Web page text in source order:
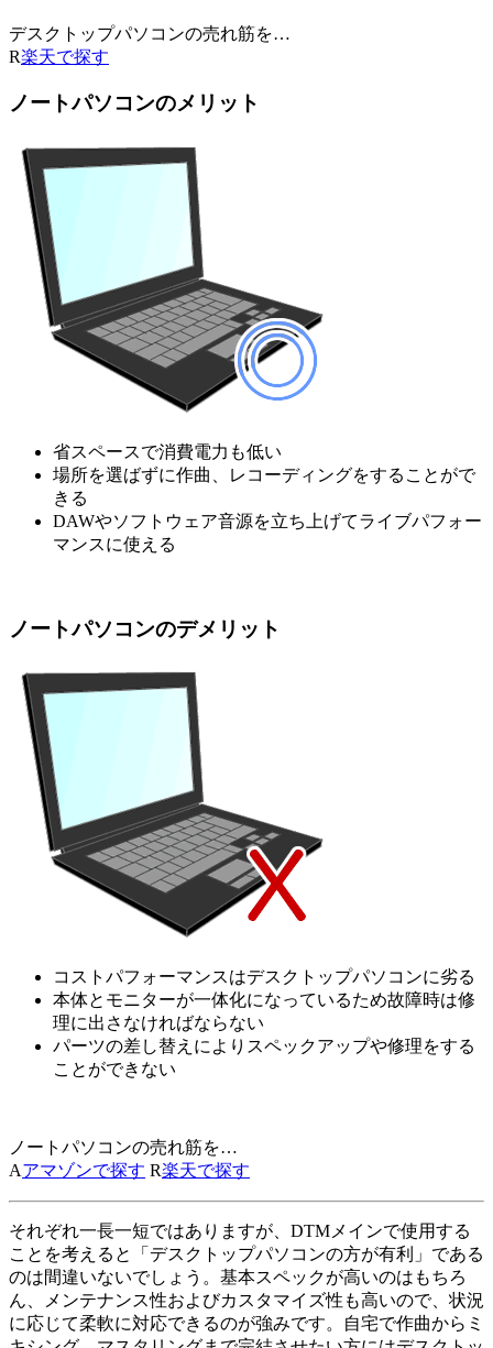
デスクトップパソコンの売れ筋を…
R楽天で探す
ノートパソコンのメリット
省スペースで消費電力も低い
場所を選ばずに作曲、レコーディングをすることがで
きる
DAWやソフトウェア音源を立ち上げてライブパフォー
マンスに使える
ノートパソコンのデメリット
コストパフォーマンスはデスクトップパソコンに劣る
本体とモニターが一体化になっているため故障時は修
理に出さなければならない
パーツの差し替えによりスペックアップや修理をする
ことができない
ノートパソコンの売れ筋を…
Aアマゾンで探す R楽天で探す
それぞれ一長一短ではありますが、DTMメインで使用する
ことを考えると「デスクトップパソコンの方が有利」である
のは間違いないでしょう。基本スペックが高いのはもちろ
ん、メンテナンス性およびカスタマイズ性も高いので、状況
に応じて柔軟に対応できるのが強みです。自宅で作曲からミ